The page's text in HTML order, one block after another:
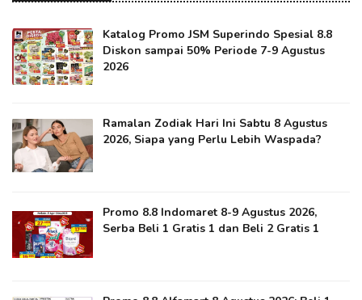
Katalog Promo JSM Superindo Spesial 8.8
Diskon sampai 50% Periode 7-9 Agustus
2026
Ramalan Zodiak Hari Ini Sabtu 8 Agustus
2026, Siapa yang Perlu Lebih Waspada?
Promo 8.8 Indomaret 8-9 Agustus 2026,
Serba Beli 1 Gratis 1 dan Beli 2 Gratis 1